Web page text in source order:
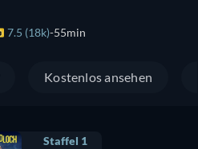
7.5 (18k) 55min
Kostenlos ansehen
Staffel 1